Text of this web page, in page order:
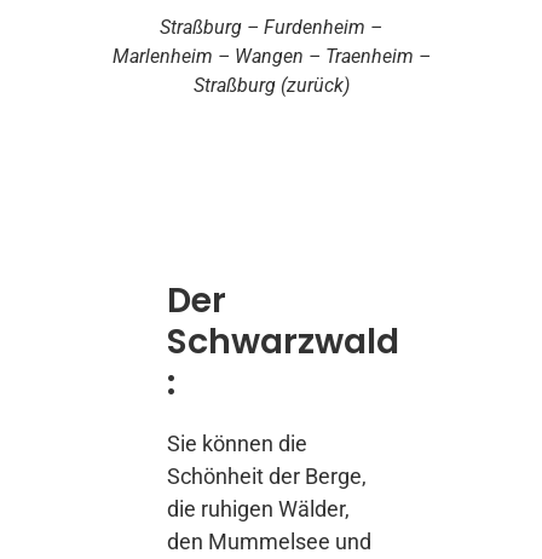
Straßburg – Furdenheim –
Marlenheim – Wangen – Traenheim –
Straßburg (zurück)
Der
Schwarzwald
:
Sie können die
Schönheit der Berge,
die ruhigen Wälder,
den Mummelsee und